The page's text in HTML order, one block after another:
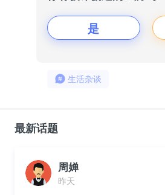
是
生活杂谈
最新话题
周婵
昨天